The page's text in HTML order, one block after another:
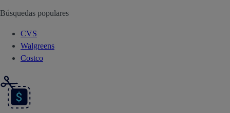
Búsquedas populares
CVS
Walgreens
Costco